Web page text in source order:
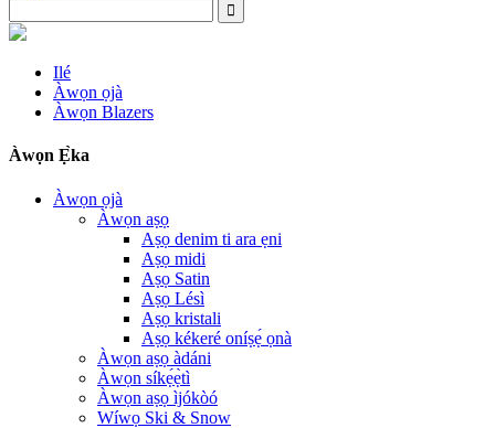
Ilé
Àwọn ọjà
Àwọn Blazers
Àwọn Ẹ̀ka
Àwọn ọjà
Àwọn aṣọ
Aṣọ denim ti ara ẹni
Aṣọ midi
Aṣọ Satin
Aṣọ Lésì
Aṣọ kristali
Aṣọ kékeré oníṣẹ́ ọnà
Àwọn aṣọ àdáni
Àwọn síkẹ́ẹ̀tì
Àwọn aṣọ ìjókòó
Wíwọ Ski & Snow